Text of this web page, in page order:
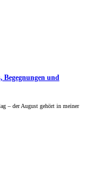
Begegnungen und
– der August gehört in meiner